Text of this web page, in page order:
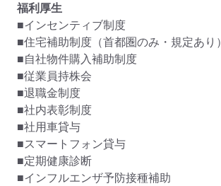
福利厚生
■インセンティブ制度
■住宅補助制度（首都圏のみ・規定あり）
■自社物件購入補助制度
■従業員持株会
■退職金制度
■社内表彰制度
■社用車貸与
■スマートフォン貸与
■定期健康診断
■インフルエンザ予防接種補助